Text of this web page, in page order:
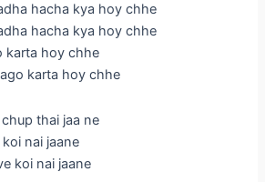
hacha kya hoy chhe
hacha kya hoy chhe
karta hoy chhe
karta hoy chhe
thai jaa ne
nai jaane
koi nai jaane